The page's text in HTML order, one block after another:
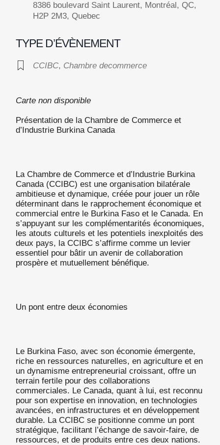
8386 boulevard Saint Laurent, Montréal, QC,
H2P 2M3, Quebec
TYPE D’ÉVÈNEMENT
CCIBC, Chambre decommerce
Carte non disponible
Présentation de la Chambre de Commerce et
d’Industrie Burkina Canada
La Chambre de Commerce et d’Industrie Burkina
Canada (CCIBC) est une organisation bilatérale
ambitieuse et dynamique, créée pour jouer un rôle
déterminant dans le rapprochement économique et
commercial entre le Burkina Faso et le Canada. En
s’appuyant sur les complémentarités économiques,
les atouts culturels et les potentiels inexploités des
deux pays, la CCIBC s’affirme comme un levier
essentiel pour bâtir un avenir de collaboration
prospère et mutuellement bénéfique.
Un pont entre deux économies
Le Burkina Faso, avec son économie émergente,
riche en ressources naturelles, en agriculture et en
un dynamisme entrepreneurial croissant, offre un
terrain fertile pour des collaborations
commerciales. Le Canada, quant à lui, est reconnu
pour son expertise en innovation, en technologies
avancées, en infrastructures et en développement
durable. La CCIBC se positionne comme un pont
stratégique, facilitant l’échange de savoir-faire, de
ressources, et de produits entre ces deux nations.